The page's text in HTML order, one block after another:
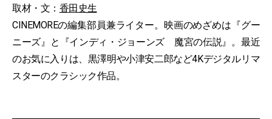
取材・文： 香田史生
CINEMOREの編集部員兼ライター。映画のめざめは『グー
ニーズ』と『インディ・ジョーンズ 魔宮の伝説』。最近
のお気に入りは、黒澤明や小津安二郎など4Kデジタルリマ
スターのクラシック作品。